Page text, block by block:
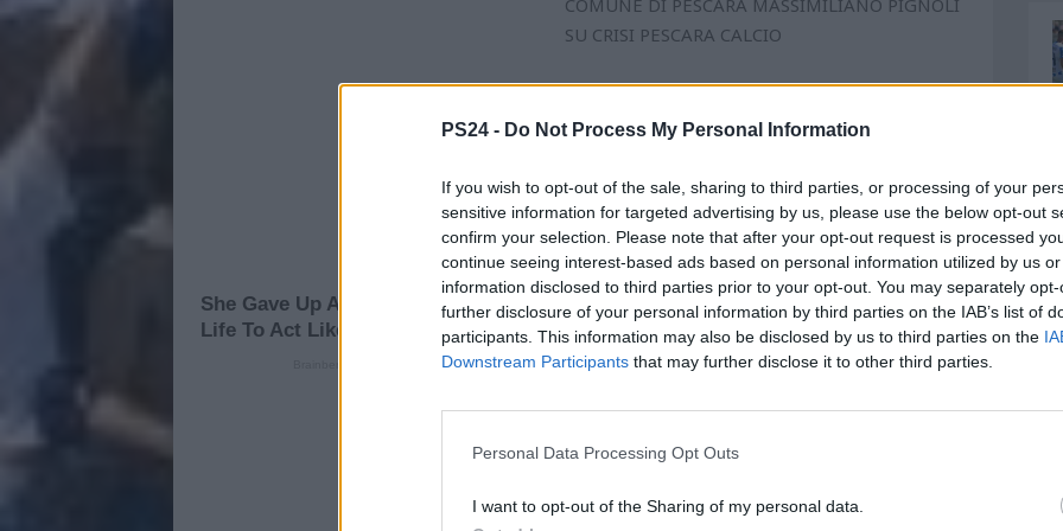
PS24 - Do Not Process My Personal Information
If you wish to opt-out of the sale, sharing to third parties, or processing of your
sensitive information for targeted advertising by us, please use the below opt-out
confirm your selection. Please note that after your opt-out request is processed
continue seeing interest-based ads based on personal information utilized by us
information disclosed to third parties prior to your opt-out. You may separately
further disclosure of your personal information by third parties on the IAB’s list of
participants. This information may also be disclosed by us to third parties on the
Downstream Participants that may further disclose it to other third parties.
Personal Data Processing Opt Outs
I want to opt-out of the Sharing of my personal data.
COMUNE DI PESCARA MASSIMILIANO PIGNOLI
SU CRISI PESCARA CALCIO
PIGNOLI: “IL PRESIDENTE SEBASTIANI
DELLA SOCIETÀ AL SINDACO”